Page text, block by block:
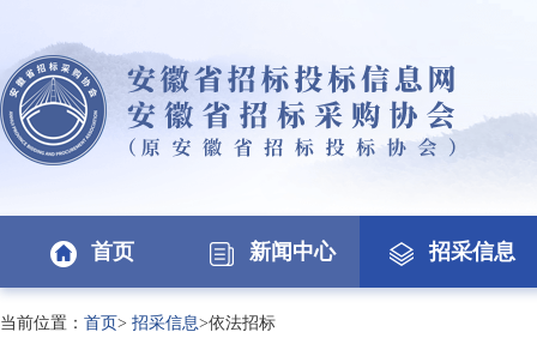
首页 新闻中心 招采信息
当前位置： 首页> 招采信息>依法招标